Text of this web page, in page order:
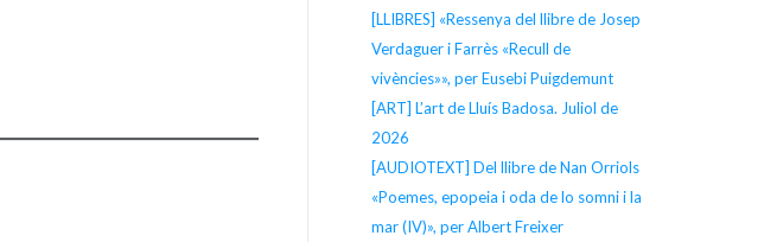
[LLIBRES] «Ressenya del llibre de Josep
Verdaguer i Farrès «Recull de
vivències»», per Eusebi Puigdemunt
[ART] L’art de Lluís Badosa. Juliol de
2026
[AUDIOTEXT] Del llibre de Nan Orriols
«Poemes, epopeia i oda de lo somni i la
mar (IV)», per Albert Freixer